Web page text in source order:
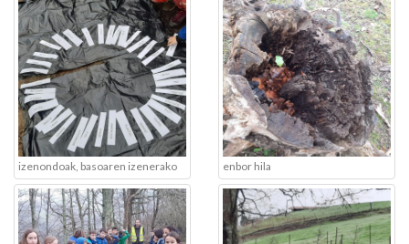
izenondoak, basoaren izenerako enbor hila